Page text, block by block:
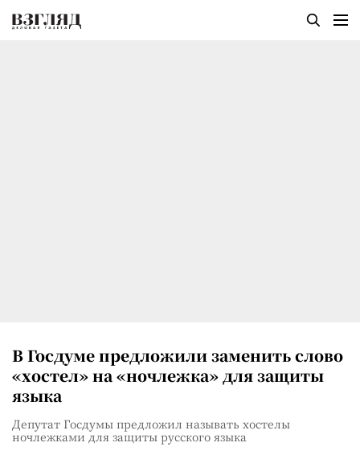
В Госдуме предложили заменить слово
«хостел» на «ночлежка» для защиты
языка
Депутат Госдумы предложил называть хостелы
ночлежками для защиты русского языка